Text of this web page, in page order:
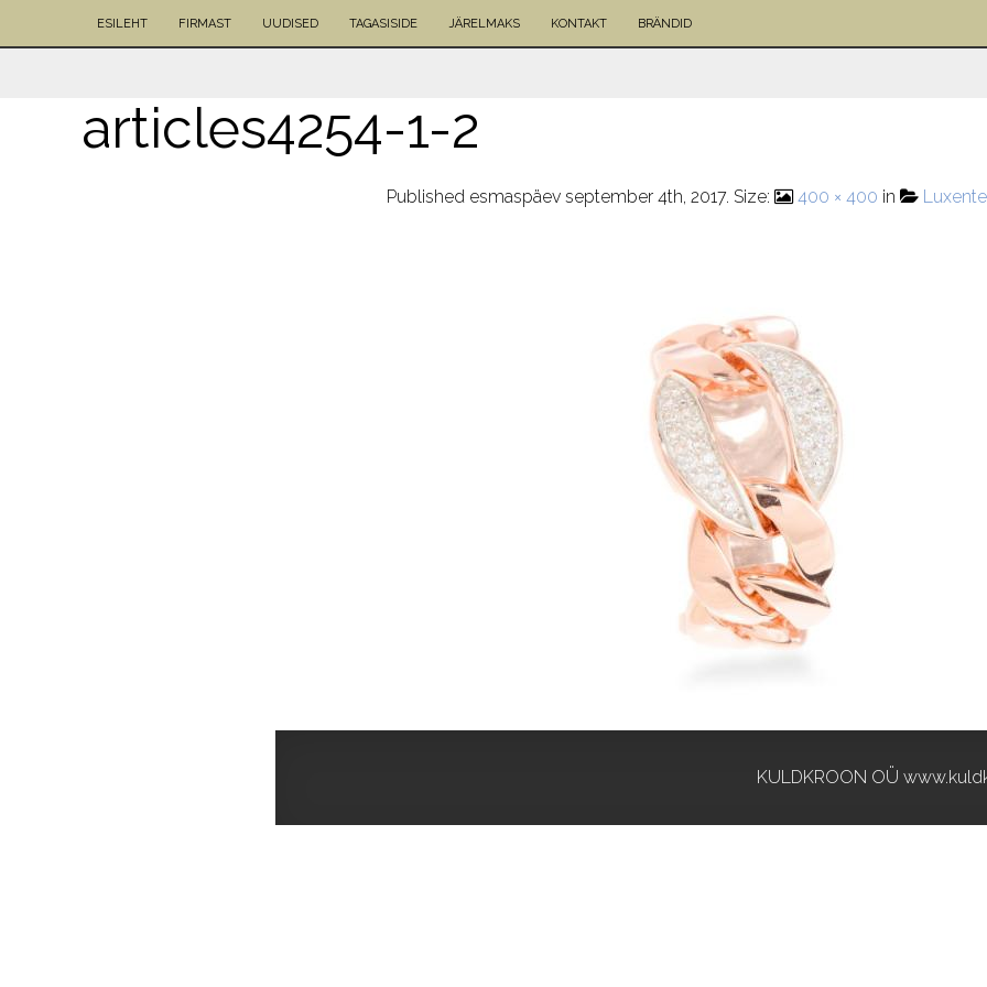
ESILEHT FIRMAST UUDISED TAGASISIDE JÄRELMAKS KONTAKT BRÄNDID
articles4254-1-2
Published esmaspäev september 4th, 2017. Size: 400 × 400 in
KULDKROON OÜ